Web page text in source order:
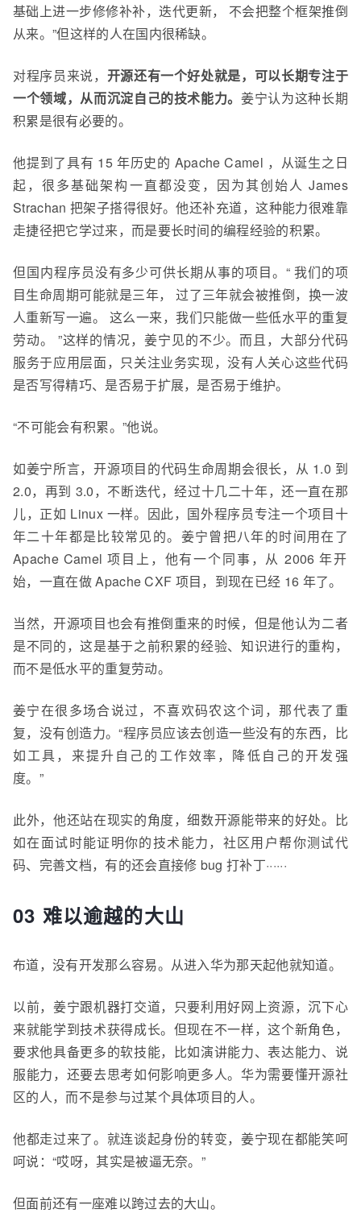
基础上进一步修修补补，迭代更新， 不会把整个框架推倒
从来。”但这样的人在国内很稀缺。
对程序员来说， 开源还有一个好处就是，可以长期专注于
一个领域，从而沉淀自己的技术能力。姜宁认为这种长期
积累是很有必要的。
他提到了具有 15 年历史的 Apache Camel ，从诞生之日
起，很多基础架构一直都没变，因为其创始人 James
Strachan 把架子搭得很好。他还补充道，这种能力很难靠
走捷径把它学过来，而是要长时间的编程经验的积累。
但国内程序员没有多少可供长期从事的项目。“ 我们的项
目生命周期可能就是三年， 过了三年就会被推倒，换一波
人重新写一遍。 这么一来，我们只能做一些低水平的重复
劳动。 ”这样的情况，姜宁见的不少。而且，大部分代码
服务于应用层面，只关注业务实现，没有人关心这些代码
是否写得精巧、是否易于扩展，是否易于维护。
“不可能会有积累。”他说。
如姜宁所言，开源项目的代码生命周期会很长，从 1.0 到
2.0，再到 3.0，不断迭代，经过十几二十年，还一直在那
儿，正如 Linux 一样。因此，国外程序员专注一个项目十
年二十年都是比较常见的。姜宁曾把八年的时间用在了
ApacheCamel 项目上，他有一个同事，从2006年开
始，一直在做 Apache CXF 项目，到现在已经 16 年了。
当然，开源项目也会有推倒重来的时候，但是他认为二者
是不同的，这是基于之前积累的经验、知识进行的重构，
而不是低水平的重复劳动。
姜宁在很多场合说过，不喜欢码农这个词，那代表了重
复，没有创造力。“程序员应该去创造一些没有的东西，比
如工具，来提升自己的工作效率，降低自己的开发强
度。”
此外，他还站在现实的角度，细数开源能带来的好处。比
如在面试时能证明你的技术能力，社区用户帮你测试代
码、完善文档，有的还会直接修 bug 打补丁······
03 难以逾越的大山
布道，没有开发那么容易。从进入华为那天起他就知道。
以前，姜宁跟机器打交道，只要利用好网上资源，沉下心
来就能学到技术获得成长。但现在不一样，这个新角色，
要求他具备更多的软技能，比如演讲能力、表达能力、说
服能力，还要去思考如何影响更多人。华为需要懂开源社
区的人，而不是参与过某个具体项目的人。
他都走过来了。就连谈起身份的转变，姜宁现在都能笑呵
呵说：“哎呀，其实是被逼无奈。”
但面前还有一座难以跨过去的大山。